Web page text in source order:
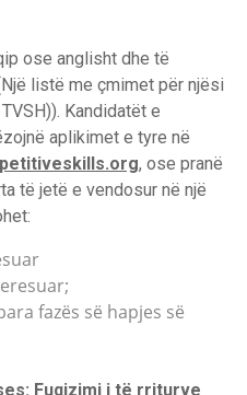
ose anglisht dhe të
listë me çmimet për njësi
Kandidatët e
aplikimet e tyre në
, ose pranë
të jetë e vendosur në një
fazës së hapjes së
Fuqizimi i të rriturve